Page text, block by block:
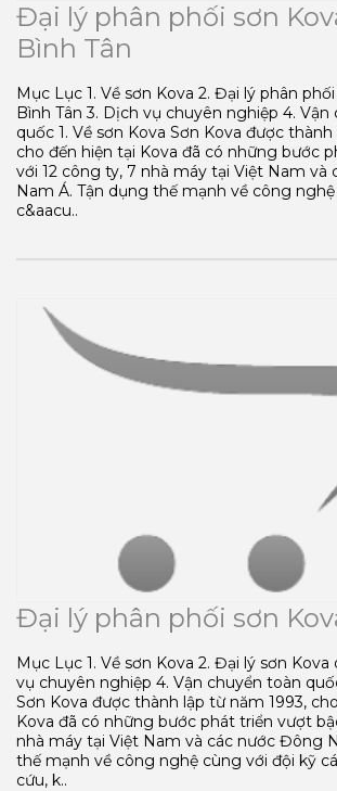
Đại lý phân phối sơn
Bình Tân
Mục Lục 1. Về sơn Kova 2. Đại lý phân
Bình Tân 3. Dịch vụ chuyên nghiệp 4. Vận
quốc 1. Về sơn Kova Sơn Kova được
cho đến hiện tại Kova đã có những bước
với 12 công ty, 7 nhà máy tại Việt Nam và
Nam Á. Tận dụng thế mạnh về công
c&aacu..
Đại lý phân phối sơn
Mục Lục 1. Về sơn Kova 2. Đại lý sơn Kova
vụ chuyên nghiệp 4. Vận chuyển toàn
Sơn Kova được thành lập từ năm 1993,
Kova đã có những bước phát triển vượt
nhà máy tại Việt Nam và các nước Đông
thế mạnh về công nghệ cùng với đội kỹ
cứu, k..